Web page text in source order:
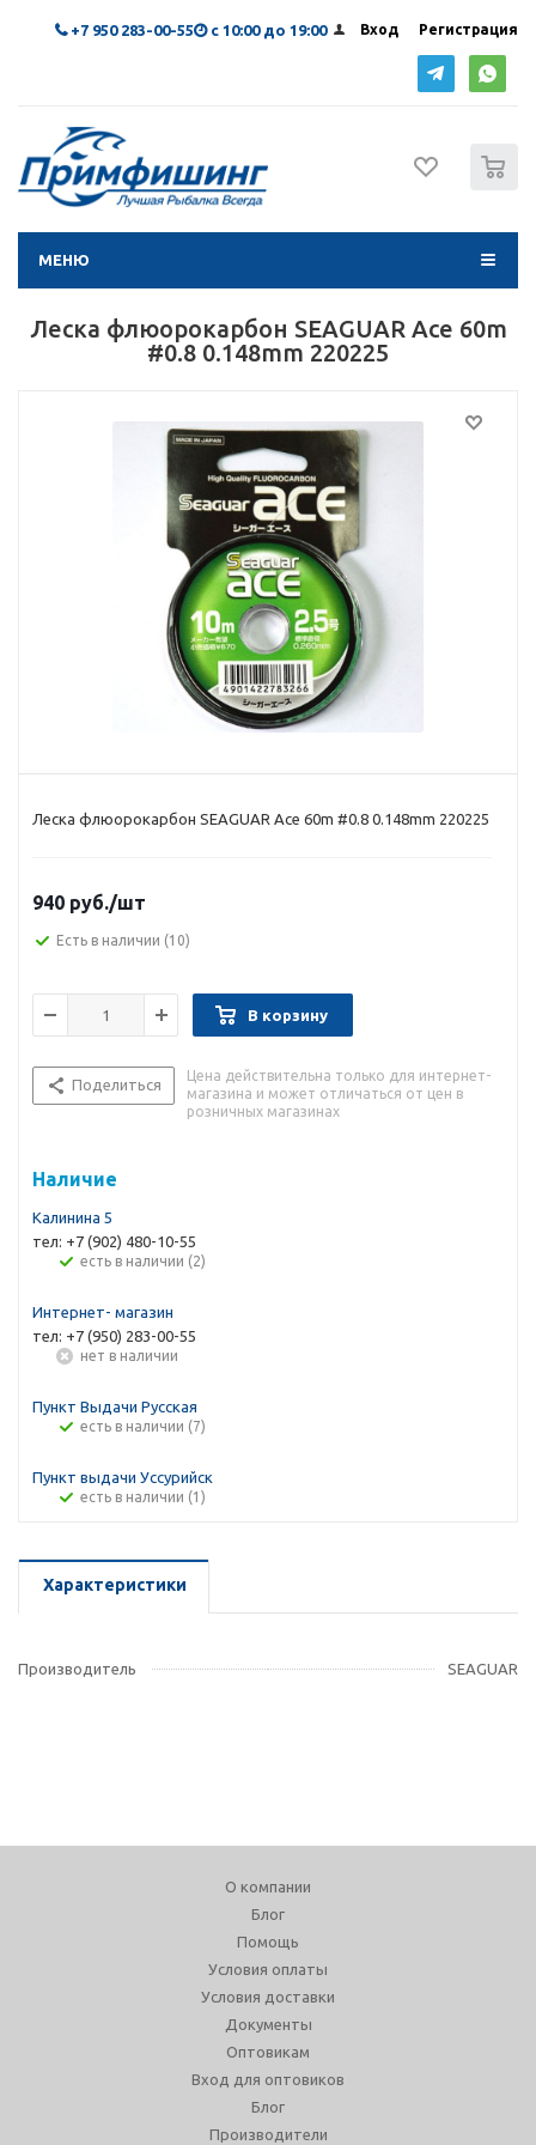
Вход Регистрация
+7 950 283-00-55 с 10:00 до 19:00
МЕНЮ
Леска флюорокарбон SEAGUAR Ace 60m
#0.8 0.148mm 220225
Леска флюорокарбон SEAGUAR Ace 60m #0.8 0.148mm 220225
940 руб./шт
Есть в наличии (10)
В корзину
Поделиться
Цена действительна только для интернет-
магазина и может отличаться от цен в
розничных магазинах
Наличие
Калинина 5
тел: +7 (902) 480-10-55
Есть в наличии (2)
Интернет- магазин
тел: +7 (950) 283-00-55
Нет в наличии
Пункт Выдачи Русская
Есть в наличии (7)
Пункт выдачи Уссурийск
Есть в наличии (1)
Характеристики
Производитель SEAGUAR
О компании
Блог
Помощь
Условия оплаты
Условия доставки
Документы
Оптовикам
Вход для оптовиков
Блог
Производители